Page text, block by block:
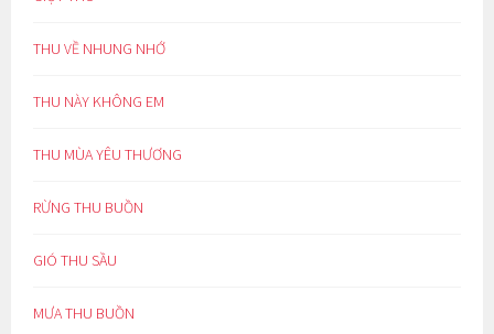
THU VỀ NHUNG NHỚ
THU NÀY KHÔNG EM
THU MÙA YÊU THƯƠNG
RỪNG THU BUỒN
GIÓ THU SẦU
MƯA THU BUỒN